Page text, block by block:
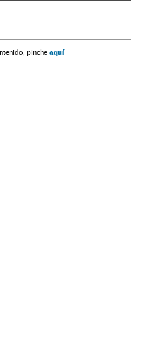
Matérias-primas
pinche aquí